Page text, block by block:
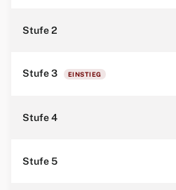
Stufe 2
Stufe 3 EINSTIEG
Stufe 4
Stufe 5